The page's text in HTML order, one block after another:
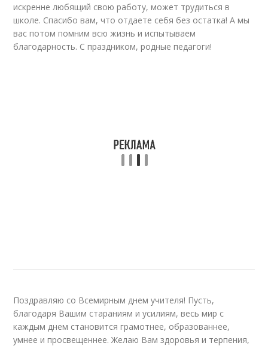
искренне любящий свою работу, может трудиться в
школе. Спасибо вам, что отдаете себя без остатка! А мы
вас потом помним всю жизнь и испытываем
благодарность. С праздником, родные педагоги!
Поздравляю со Всемирным днем учителя! Пусть,
благодаря Вашим стараниям и усилиям, весь мир с
каждым днем становится грамотнее, образованнее,
умнее и просвещеннее. Желаю Вам здоровья и терпения,